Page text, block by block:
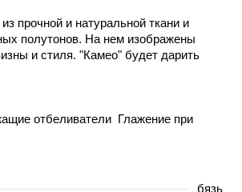
прочной и натуральной ткани и
полутонов. На нем изображены
и стиля. "Камео" будет дарить
отбеливатели Глажение при
бязь